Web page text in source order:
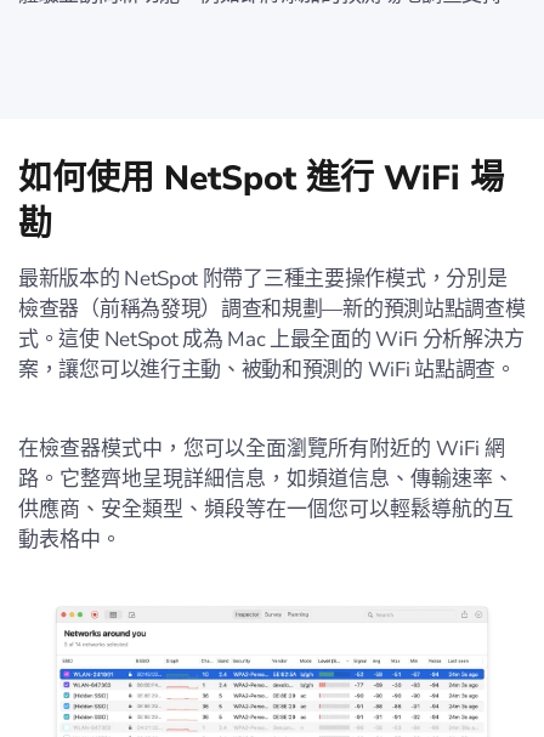
如何使用 NetSpot 進行 WiFi 場
勘
最新版本的 NetSpot 附帶了三種主要操作模式，分別是
檢查器（前稱為發現）調查和規劃—新的預測站點調查模
式。這使 NetSpot 成為 Mac 上最全面的 WiFi 分析解決方
案，讓您可以進行主動、被動和預測的 WiFi 站點調查。
在檢查器模式中，您可以全面瀏覽所有附近的 WiFi 網
路。它整齊地呈現詳細信息，如頻道信息、傳輸速率、
供應商、安全類型、頻段等在一個您可以輕鬆導航的互
動表格中。